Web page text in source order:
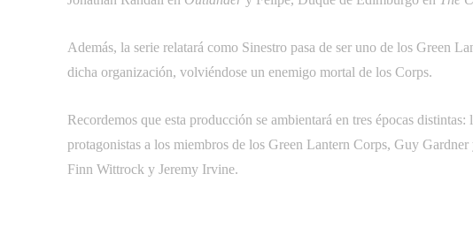
Además, la serie relatará como Sinestro pasa de ser uno de los Green
dicha organización, volviéndose un enemigo mortal de los Corps.
Recordemos que esta producción se ambientará en tres épocas
protagonistas a los miembros de los Green Lantern Corps, Guy
Finn Wittrock y Jeremy Irvine.